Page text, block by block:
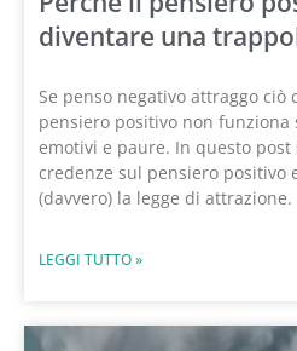
diventare una
Se penso negativo attraggo ciò
pensiero positivo non funziona
emotivi e paure. In questo
credenze sul pensiero positivo
(davvero) la legge di attrazione.
LEGGI TUTTO »